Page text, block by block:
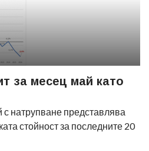
за месец май като
натрупване представлява
стойност за последните 20